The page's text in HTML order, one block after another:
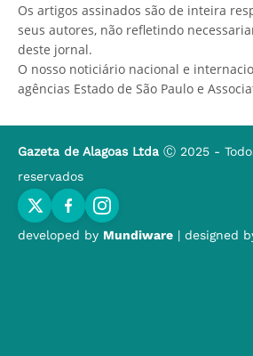
Os artigos assinados são de inteira
seus autores, não refletindo
deste jornal.
O nosso noticiário nacional e
agências Estado de São Paulo e
Gazeta de Alagoas Ltda Ⓒ 2025 -
reservados
developed by Mundiware | designed